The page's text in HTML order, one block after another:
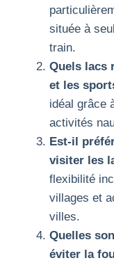
située à
train.
Quels lacs
et les
idéal grâce
activités
Est-il
visiter les
flexibilité
villages et
villes.
Quelles
éviter la